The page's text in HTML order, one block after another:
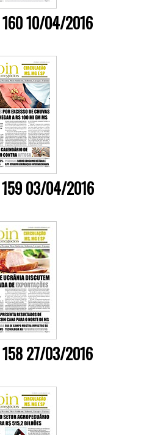
10/04/2016
03/04/2016
27/03/2016